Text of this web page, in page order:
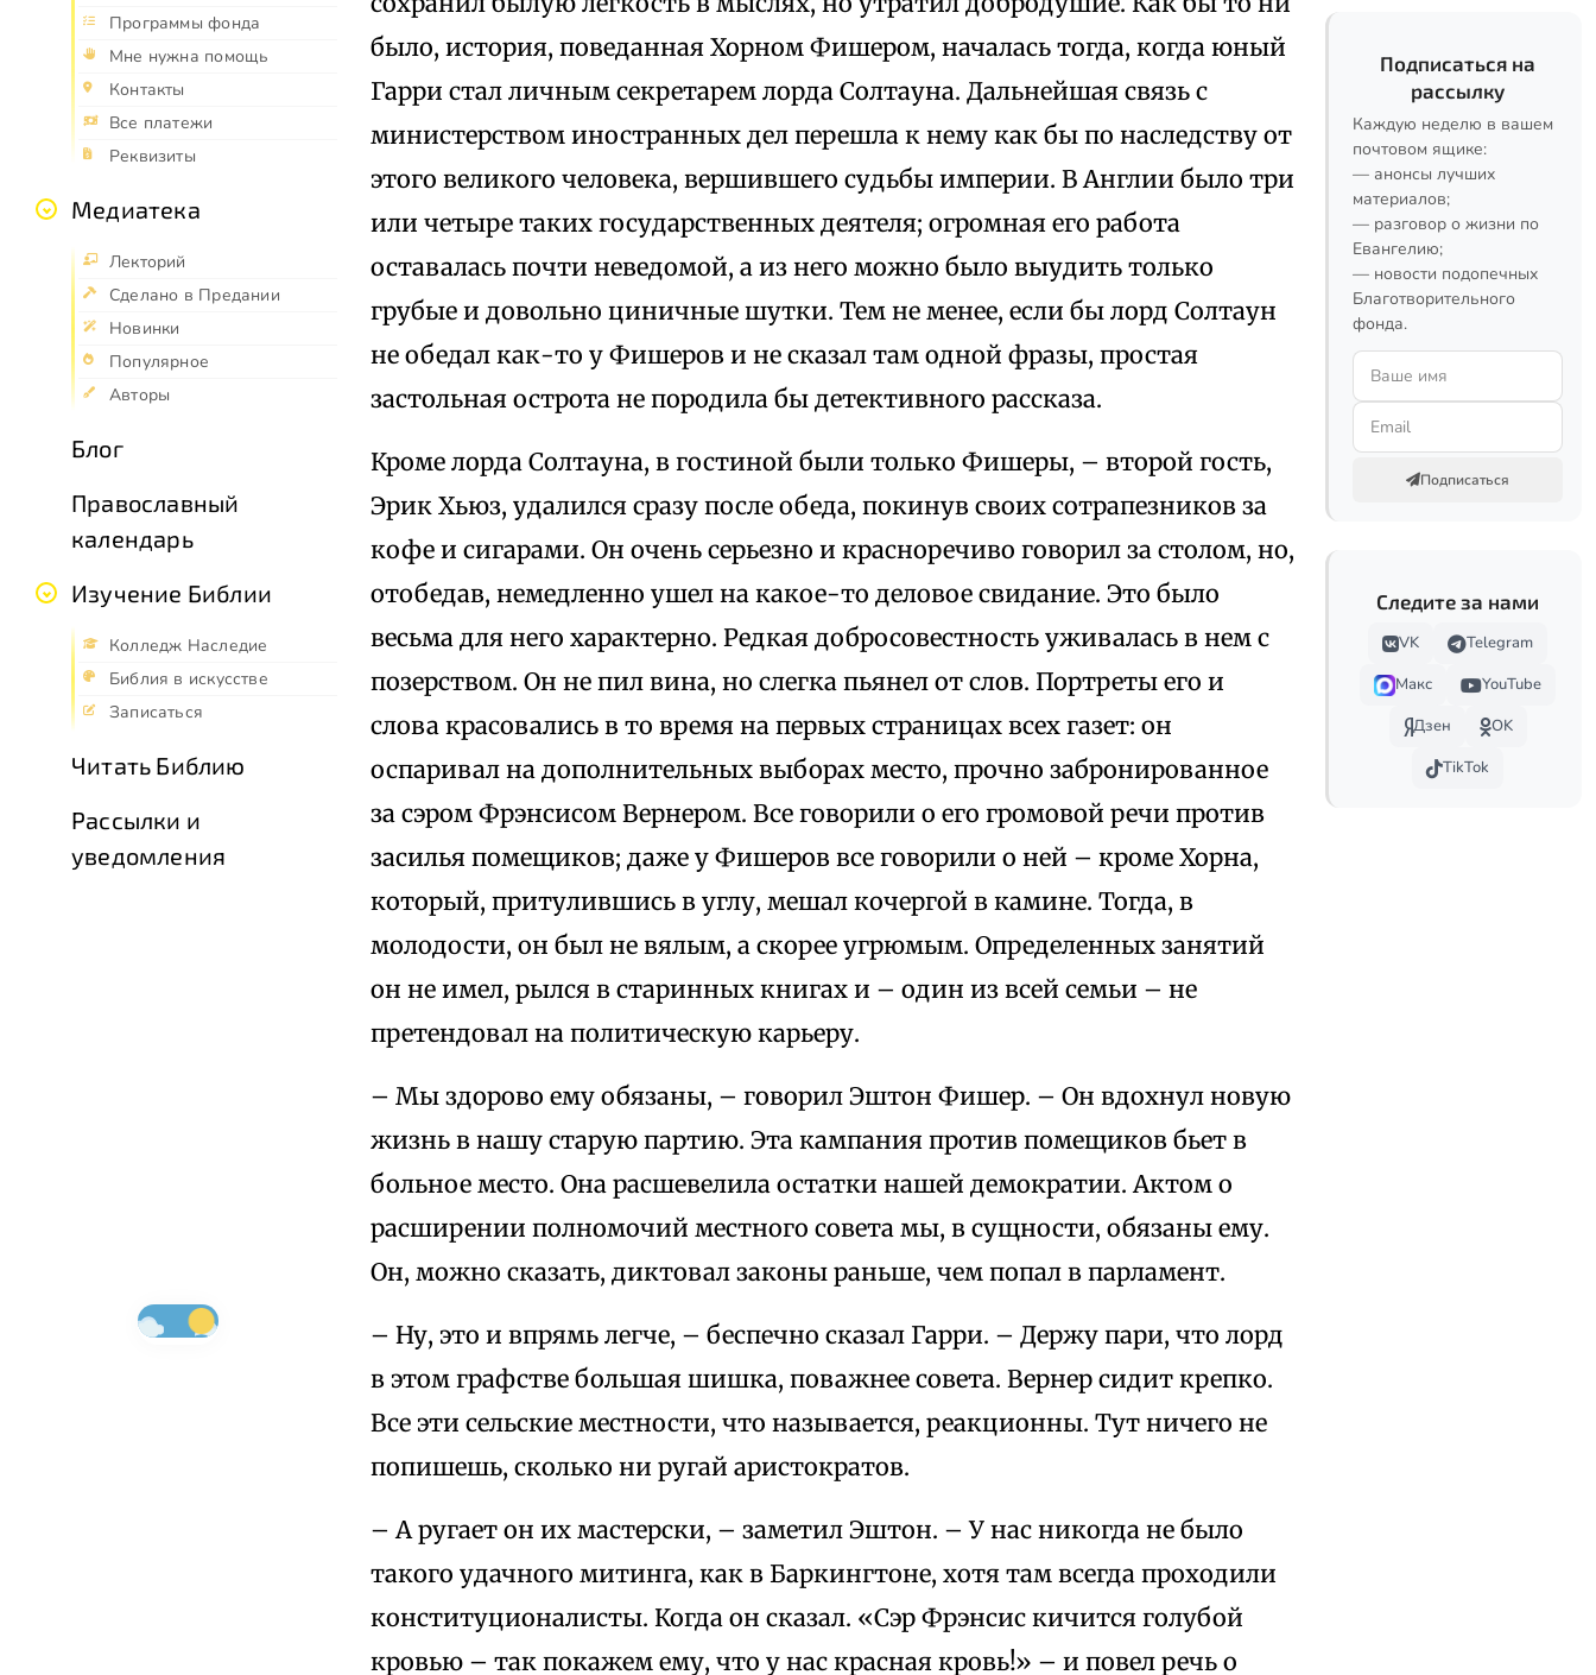
Программы фонда
Мне нужна помощь
Контакты
Все платежи
Реквизиты
Медиатека
Лекторий
Сделано в Предании
Новинки
Популярное
Авторы
Блог
Православный
календарь
Изучение Библии
Колледж Наследие
Библия в искусстве
Записаться
Читать Библию
Рассылки и
уведомления
было, история, поведанная Хорном Фишером, началась тогда, когда юный
Гарри стал личным секретарем лорда Солтауна. Дальнейшая связь с
министерством иностранных дел перешла к нему как бы по наследству от
этого великого человека, вершившего судьбы империи. В Англии было три
или четыре таких государственных деятеля; огромная его работа
оставалась почти неведомой, а из него можно было выудить только
грубые и довольно циничные шутки. Тем не менее, если бы лорд Солтаун
не обедал как-то у Фишеров и не сказал там одной фразы, простая
застольная острота не породила бы детективного рассказа.
Кроме лорда Солтауна, в гостиной были только Фишеры, – второй гость,
Эрик Хьюз, удалился сразу после обеда, покинув своих сотрапезников за
кофе и сигарами. Он очень серьезно и красноречиво говорил за столом, но,
отобедав, немедленно ушел на какое-то деловое свидание. Это было
весьма для него характерно. Редкая добросовестность уживалась в нем с
позерством. Он не пил вина, но слегка пьянел от слов. Портреты его и
слова красовались в то время на первых страницах всех газет: он
оспаривал на дополнительных выборах место, прочно забронированное
за сэром Фрэнсисом Вернером. Все говорили о его громовой речи против
засилья помещиков; даже у Фишеров все говорили о ней – кроме Хорна,
который, притулившись в углу, мешал кочергой в камине. Тогда, в
молодости, он был не вялым, а скорее угрюмым. Определенных занятий
он не имел, рылся в старинных книгах и – один из всей семьи – не
претендовал на политическую карьеру.
– Мы здорово ему обязаны, – говорил Эштон Фишер. – Он вдохнул новую
жизнь в нашу старую партию. Эта кампания против помещиков бьет в
больное место. Она расшевелила остатки нашей демократии. Актом о
расширении полномочий местного совета мы, в сущности, обязаны ему.
Он, можно сказать, диктовал законы раньше, чем попал в парламент.
– Ну, это и впрямь легче, – беспечно сказал Гарри. – Держу пари, что лорд
в этом графстве большая шишка, поважнее совета. Вернер сидит крепко.
Все эти сельские местности, что называется, реакционны. Тут ничего не
попишешь, сколько ни ругай аристократов.
– А ругает он их мастерски, – заметил Эштон. – У нас никогда не было
такого удачного митинга, как в Баркингтоне, хотя там всегда проходили
конституционалисты. Когда он сказал. «Сэр Фрэнсис кичится голубой
кровью – так покажем ему, что у нас красная кровь!» – и повел речь о
Подписаться на
рассылку
Каждую неделю в вашем
почтовом ящике:
— анонсы лучших
материалов;
— разговор о жизни по
Евангелию;
— новости подопечных
Благотворительного
фонда.
Подписаться
Следите за нами
VK
Telegram
Макс
YouTube
Дзен
OK
TikTok